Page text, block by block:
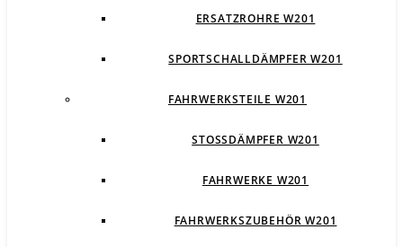
ERSATZROHRE W201
SPORTSCHALLDÄMPFER W201
FAHRWERKSTEILE W201
STOSSDÄMPFER W201
FAHRWERKE W201
FAHRWERKSZUBEHÖR W201